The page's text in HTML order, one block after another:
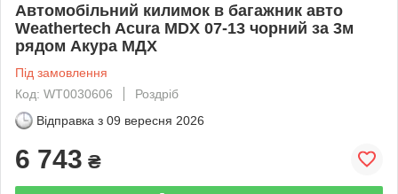
Автомобільний килимок в багажник авто
Weathertech Acura MDX 07-13 чорний за 3м
рядом Акура МДХ
Під замовлення
Код: WT0030606
Роздріб
Відправка з 09 вересня 2026
6 743 ₴